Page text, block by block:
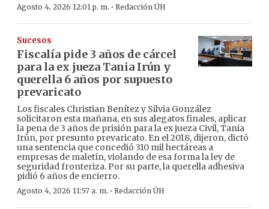
Agosto 4, 2026 12:01 p. m. · Redacción ÚH
Sucesos
Fiscalía pide 3 años de cárcel
para la ex jueza Tania Irún y
querella 6 años por supuesto
prevaricato
Los fiscales Christian Benítez y Silvia González
solicitaron esta mañana, en sus alegatos finales, aplicar
la pena de 3 años de prisión para la ex jueza Civil, Tania
Irún, por presunto prevaricato. En el 2018, dijeron, dictó
una sentencia que concedió 310 mil hectáreas a
empresas de maletín, violando de esa forma la ley de
seguridad fronteriza. Por su parte, la querella adhesiva
pidió 6 años de encierro.
Agosto 4, 2026 11:57 a. m. · Redacción ÚH